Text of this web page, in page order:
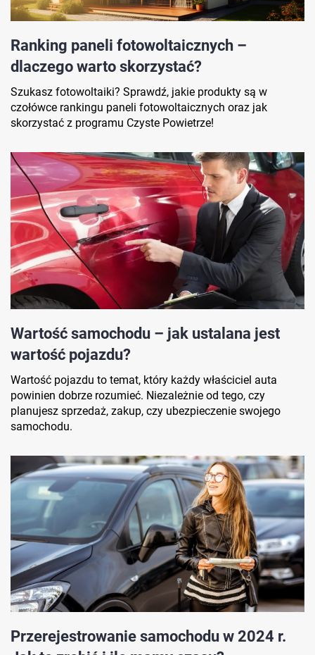
Ranking paneli fotowoltaicznych –
dlaczego warto skorzystać?
Szukasz fotowoltaiki? Sprawdź, jakie produkty są w
czołówce rankingu paneli fotowoltaicznych oraz jak
skorzystać z programu Czyste Powietrze!
Wartość samochodu – jak ustalana jest
wartość pojazdu?
Wartość pojazdu to temat, który każdy właściciel auta
powinien dobrze rozumieć. Niezależnie od tego, czy
planujesz sprzedaż, zakup, czy ubezpieczenie swojego
samochodu.
Przerejestrowanie samochodu w 2024 r.